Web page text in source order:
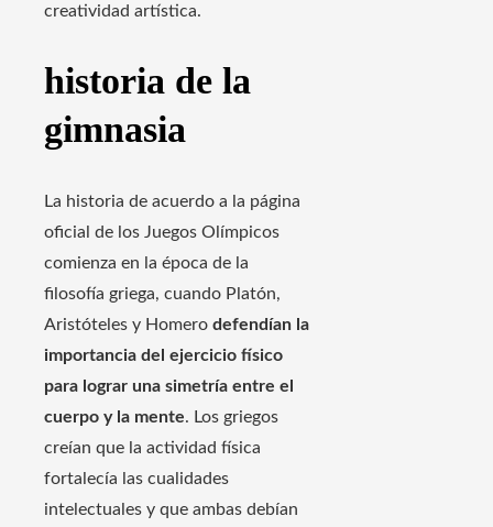
creatividad artística.
historia de la
gimnasia
La historia de acuerdo a la página
oficial de los Juegos Olímpicos
comienza en la época de la
filosofía griega, cuando Platón,
Aristóteles y Homero defendían la
importancia del ejercicio físico
para lograr una simetría entre el
cuerpo y la mente. Los griegos
creían que la actividad física
fortalecía las cualidades
intelectuales y que ambas debían